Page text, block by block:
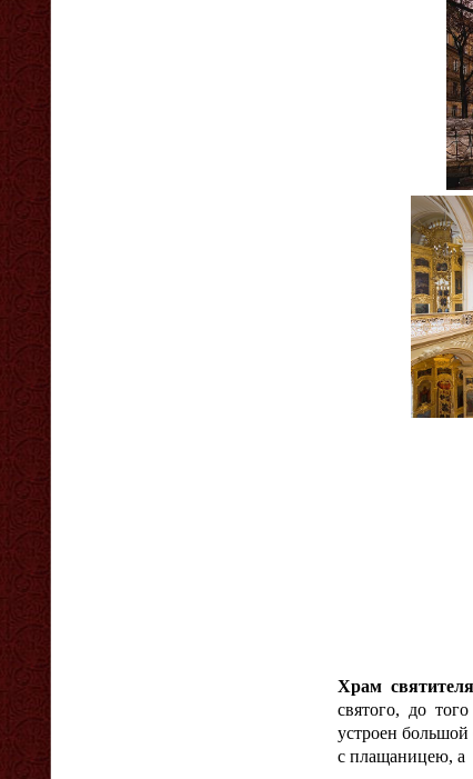
Храм
святого, до
устроен большой
с плащаницею, а